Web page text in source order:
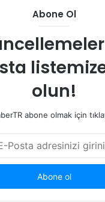
Abone Ol
olun!
abone olmak için